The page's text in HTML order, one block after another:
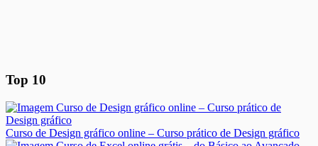
Top 10
Curso de Design gráfico online – Curso prático de Design gráfico